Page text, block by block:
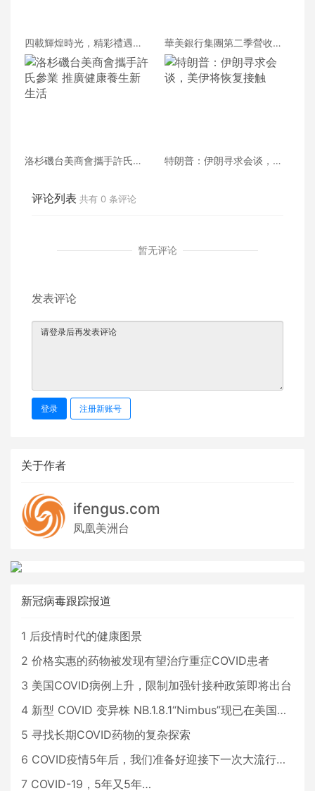
四載輝煌時光，精彩禮遇歡
慶一整月
華美銀行集團第二季營收創
新高 每股收益年增18%
洛杉磯台美商會攜手許氏參
特朗普：伊朗寻求会谈，美
评论列表 共有 0 条评论
暂无评论
发表评论
登录 注册新账号
关于作者
ifengus.com
凤凰美洲台
新冠病毒跟踪报道
1 后疫情时代的健康图景
2 价格实惠的药物被发现有望治疗重症COVID患者
3 美国COVID病例上升，限制加强针接种政策即将出台
4 新型 COVID 变异株 NB.1.8.1“Nimbus”现已在美国占据主导地位
5 寻找长期COVID药物的复杂探索
6 COVID疫情5年后，我们准备好迎接下一次大流行了吗？
7 COVID-19，5年又5年…